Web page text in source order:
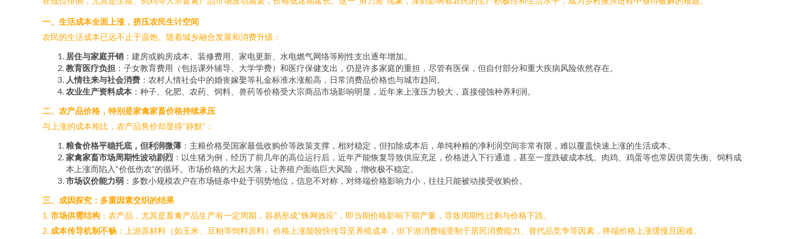
一、生活成本全面上涨，挤压农民生计空间
农民的生活成本已远不止于温饱。随着城乡融合发展和消费升级：
居住与家庭开销 ：建房或购房成本、装修费用、家电更新、水电燃气网络等刚性支出逐年增加。
教育医疗负担 ：子女教育费用（包括课外辅导、大学学费）和医疗保健支出，仍是许多家庭的重担，尽管有医保，但自付部分和重大疾病风险依然存在。
人情往来与社会消费 ：农村人情社会中的婚丧嫁娶等礼金标准水涨船高，日常消费品价格也与城市趋同。
农业生产资料成本 ：种子、化肥、农药、饲料、兽药等价格受大宗商品市场影响明显，近年来上涨压力较大，直接侵蚀种养利润。
二、农产品价格，特别是家禽家畜价格持续承压
与上涨的成本相比，农产品售价却显得“静默”：
粮食价格平稳托底，但利润微薄 ：主粮价格受国家最低收购价等政策支撑，相对稳定，但扣除成本后，单纯种粮的净利润空间非常有限，难以覆盖快速上涨的生活成本。
家禽家畜市场周期性波动剧烈 ：以生猪为例，经历了前几年的高位运行后，近年产能恢复导致供应充足，价格进入下行通道，甚至一度跌破成本线。肉鸡、鸡蛋等也常因供需失衡、饲料成
本上涨而陷入“价低伤农”的循环。市场价格的大起大落，让养殖户面临巨大风险，增收极不稳定。
市场议价能力弱 ：多数小规模农户在市场链条中处于弱势地位，信息不对称，对终端价格影响力小，往往只能被动接受收购价。
三、成因探究：多重因素交织的结果
1.市场供需结构 ：农产品，尤其是畜禽产品生产有一定周期，容易形成“蛛网效应”，即当期价格影响下期产量，导致周期性过剩与价格下跌。
2. 成本传导机制不畅 ：上游原材料（如玉米、豆粕等饲料原料）价格上涨能较快传导至养殖成本，但下游消费端受制于居民消费能力、替代品竞争等因素，终端价格上涨缓慢且困难。